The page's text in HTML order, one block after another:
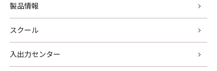
製品情報
スクール
入出力センター